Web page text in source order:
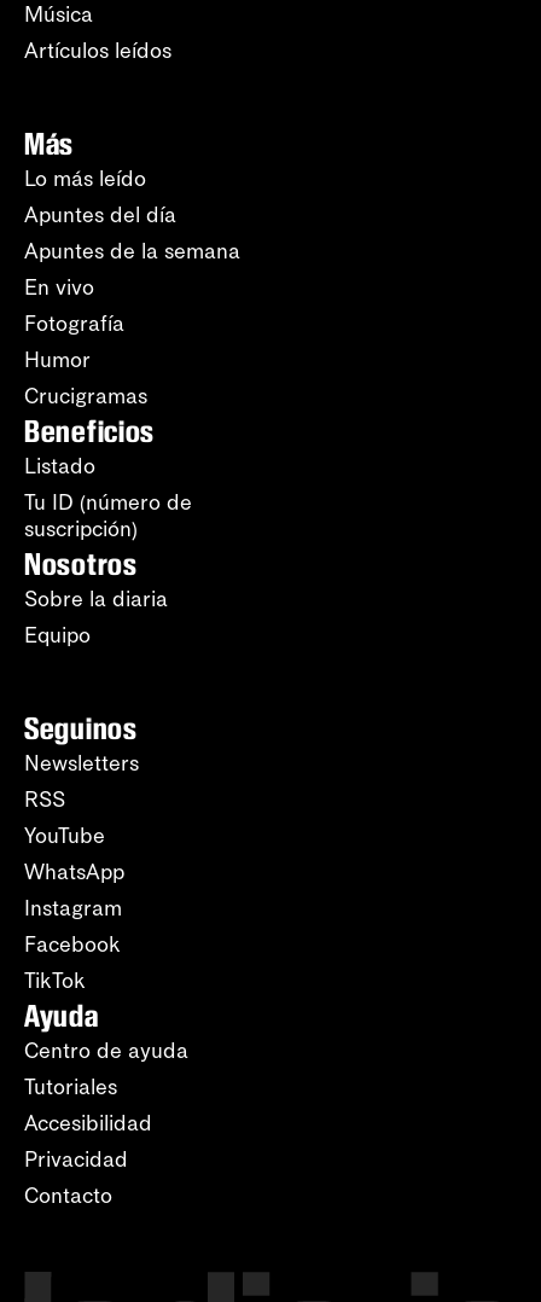
Música
Artículos leídos
Más
Lo más leído
Apuntes del día
Apuntes de la semana
En vivo
Fotografía
Humor
Crucigramas
Beneficios
Listado
Tu ID (número de
suscripción)
Nosotros
Sobre la diaria
Equipo
Seguinos
Newsletters
RSS
YouTube
WhatsApp
Instagram
Facebook
TikTok
Ayuda
Centro de ayuda
Tutoriales
Accesibilidad
Privacidad
Contacto